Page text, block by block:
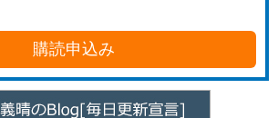
購読申込み